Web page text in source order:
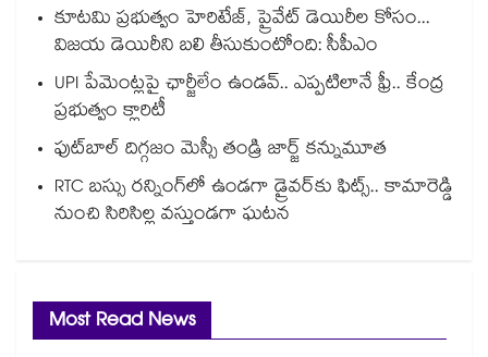
కూటమి ప్రభుత్వం హెరిటేజ్, ప్రైవేట్ డెయిరీల కోసం...
విజయ డెయిరీని బలి తీసుకుంటోంది: సీపీఎం
UPI పేమెంట్లపై ఛార్జీలేం ఉండవ్.. ఎప్పటిలానే ఫ్రీ.. కేంద్ర
ప్రభుత్వం క్లారిటీ
ఫుట్‎బాల్ దిగ్గజం మెస్సీ తండ్రి జార్జ్ కన్నుమూత
RTC బస్సు రన్నింగ్⁫లో ఉండగా డ్రైవర్‌కు ఫిట్స్.. కామారెడ్డి
నుంచి సిరిసిల్ల వస్తుండగా ఘటన
Most Read News